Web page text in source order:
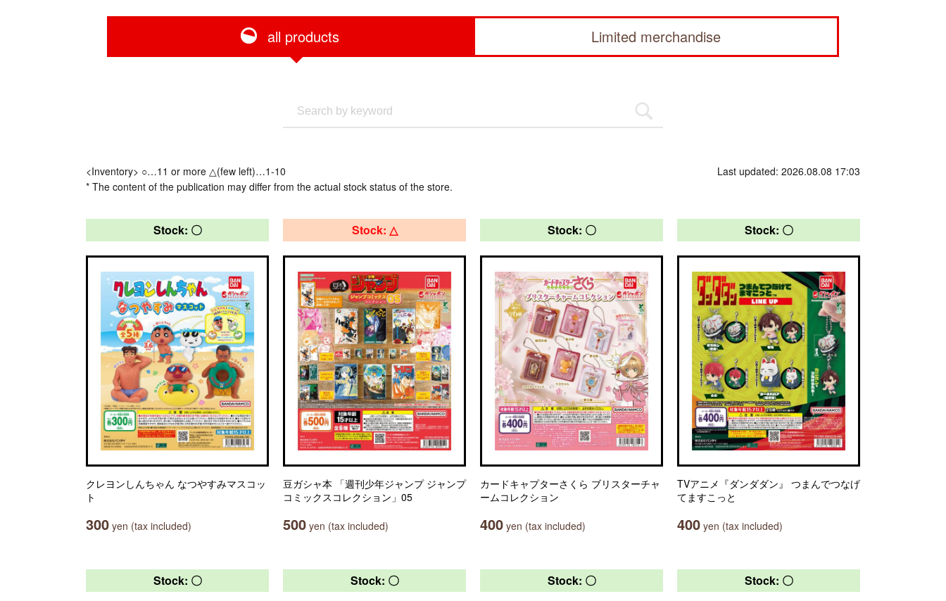
all products Limited merchandise
<Inventory> ○…11 or more △(few left)…1-10
* The content of the publication may differ from the actual stock status of the store.
Last updated: 2026.08.08 17:03
Stock: 〇
クレヨンしんちゃん なつやすみマスコッ
ト
300 yen (tax included)
Stock: △
豆ガシャ本 「週刊少年ジャンプ ジャンプ
コミックスコレクション」05
500 yen (tax included)
Stock: 〇
カードキャプターさくら ブリスターチャ
ームコレクション
400 yen (tax included)
Stock: 〇
TVアニメ『ダンダダン』 つまんでつなげ
てますこっと
400 yen (tax included)
Stock: 〇 Stock: 〇 Stock: 〇 Stock: 〇